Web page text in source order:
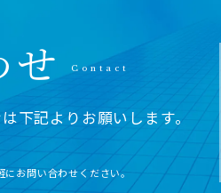
せ
下記よりお願いします。
お問い合わせください。